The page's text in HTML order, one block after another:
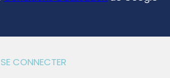
SE CONNECTER